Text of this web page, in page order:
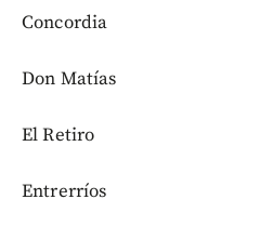
Concordia
Don Matías
El Retiro
Entrerríos